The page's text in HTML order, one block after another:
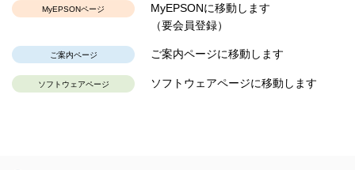
MyEPSONページ
MyEPSONに移動します
（要会員登録）
ご案内ページ ご案内ページに移動します
ソフトウェアページ ソフトウェアページに移動します